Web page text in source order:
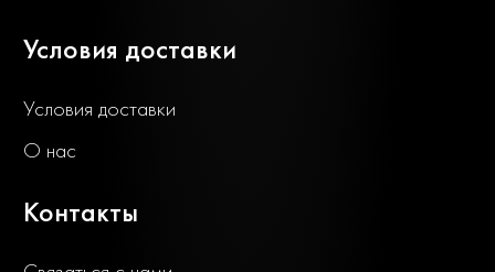
Условия доставки
Условия доставки
О нас
Контакты